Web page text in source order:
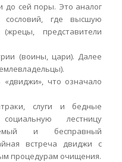
до сей поры. Это аналог
сословий, где высшую
представители
(воины, цари). Далее
что означало
слуги и бедные
лестницу
и бесправный
встреча двиджи с
процедурам очищения.